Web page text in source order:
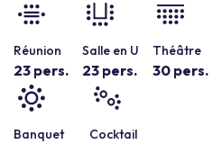
Réunion
23 pers.
Salle en U
23 pers.
Théâtre
30 pers.
Banquet Cocktail